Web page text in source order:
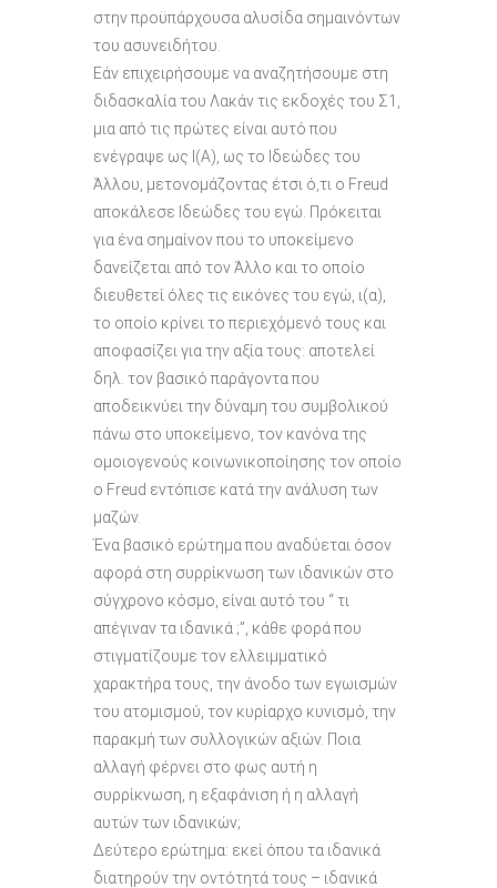
στην προϋπάρχουσα αλυσίδα σημαινόντων
του ασυνειδήτου.
Εάν επιχειρήσουμε να αναζητήσουμε στη
διδασκαλία του Λακάν τις εκδοχές του Σ1,
μια από τις πρώτες είναι αυτό που
ενέγραψε ως Ι(Α), ως το Ιδεώδες του
Άλλου, μετονομάζοντας έτσι ό,τι ο Freud
αποκάλεσε Ιδεώδες του εγώ. Πρόκειται
για ένα σημαίνον που το υποκείμενο
δανείζεται από τον Άλλο και το οποίο
διευθετεί όλες τις εικόνες του εγώ, ι(α),
το οποίο κρίνει το περιεχόμενό τους και
αποφασίζει για την αξία τους: αποτελεί
δηλ. τον βασικό παράγοντα που
αποδεικνύει την δύναμη του συμβολικού
πάνω στο υποκείμενο, τον κανόνα της
ομοιογενούς κοινωνικοποίησης τον οποίο
ο Freud εντόπισε κατά την ανάλυση των
μαζών.
Ένα βασικό ερώτημα που αναδύεται όσον
αφορά στη συρρίκνωση των ιδανικών στο
σύγχρονο κόσμο, είναι αυτό του “ τι
απέγιναν τα ιδανικά ;”, κάθε φορά που
στιγματίζουμε τον ελλειμματικό
χαρακτήρα τους, την άνοδο των εγωισμών
του ατομισμού, τον κυρίαρχο κυνισμό, την
παρακμή των συλλογικών αξιών. Ποια
αλλαγή φέρνει στο φως αυτή η
συρρίκνωση, η εξαφάνιση ή η αλλαγή
αυτών των ιδανικών;
∆εύτερο ερώτημα: εκεί όπου τα ιδανικά
διατηρούν την οντότητά τους – ιδανικά